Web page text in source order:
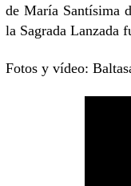
de María Santísima
la Sagrada Lanzada
Fotos y vídeo: